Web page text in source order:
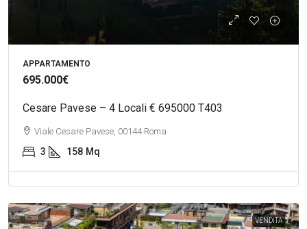
APPARTAMENTO
695.000€
Cesare Pavese – 4 Locali € 695000 T403
Viale Cesare Pavese, 00144 Roma
3 158 Mq
VENDITA